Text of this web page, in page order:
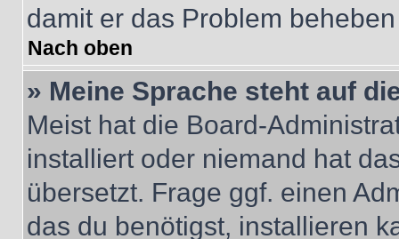
damit er das Problem
Nach oben
» Meine Sprache steht auf
Meist hat die Board-
installiert oder niemand hat
übersetzt. Frage ggf. einen
das du benötigst, installieren